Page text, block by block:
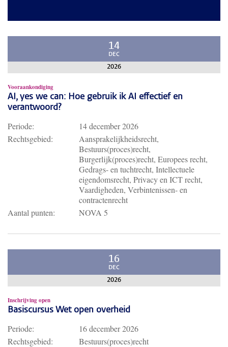
14
DEC
2026
Vooraankondiging
AI, yes we can: Hoe gebruik ik AI effectief en
verantwoord?
Periode:
14 december 2026
Rechtsgebied:
Aansprakelijkheidsrecht,
Bestuurs(proces)recht,
Burgerlijk(proces)recht, Europees recht,
Gedrags- en tuchtrecht, Intellectuele
eigendomsrecht, Privacy en ICT recht,
Vaardigheden, Verbintenissen- en
contractenrecht
Aantal punten:
NOVA 5
16
DEC
2026
Inschrijving open
Basiscursus Wet open overheid
Periode:
16 december 2026
Rechtsgebied:
Bestuurs(proces)recht